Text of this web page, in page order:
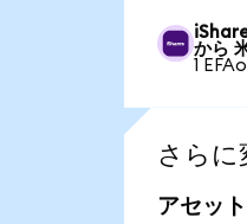
から
1
さらに
アセッ